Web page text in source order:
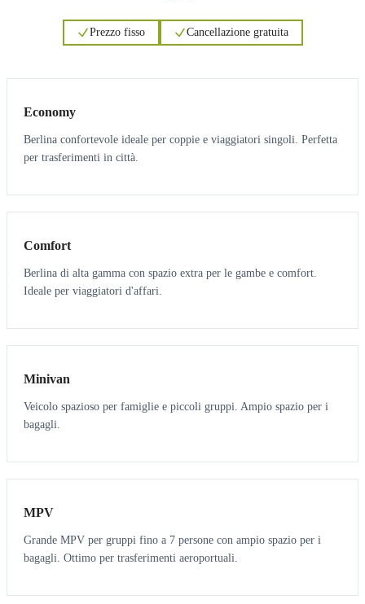
Prezzo fisso Cancellazione gratuita
Economy
Berlina confortevole ideale per coppie e viaggiatori singoli. Perfetta
per trasferimenti in città.
3 3
Comfort
Berlina di alta gamma con spazio extra per le gambe e comfort.
Ideale per viaggiatori d'affari.
6 5
Minivan
Veicolo spazioso per famiglie e piccoli gruppi. Ampio spazio per i
bagagli.
7 7
MPV
Grande MPV per gruppi fino a 7 persone con ampio spazio per i
bagagli. Ottimo per trasferimenti aeroportuali.